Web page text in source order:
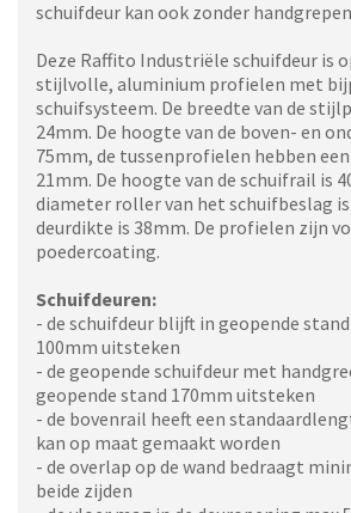
schuifdeur kan ook zonder
Deze Raffito Industriële schuifdeur is
stijlvolle, aluminium profielen met
schuifsysteem. De breedte van de
24mm. De hoogte van de boven- en
75mm, de tussenprofielen hebben
21mm. De hoogte van de schuifrail is
diameter roller van het schuifbeslag is
deurdikte is 38mm. De profielen zijn
poedercoating.
Schuifdeuren:
- de schuifdeur blijft in geopende
100mm uitsteken
- de geopende schuifdeur met
geopende stand 170mm uitsteken
- de bovenrail heeft een
kan op maat gemaakt worden
- de overlap op de wand bedraagt
beide zijden